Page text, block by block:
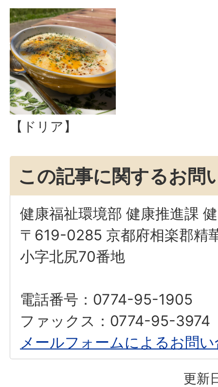
【ドリア】
この記事に関するお問
健康福祉環境部 健康推進課
〒619-0285 京都府相楽郡精
小字北尻70番地
電話番号：0774-95-1905
ファックス：0774-95-3974
メールフォームによるお問
更新